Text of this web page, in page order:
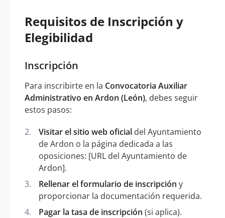
Requisitos de Inscripción y
Elegibilidad
Inscripción
Para inscribirte en la Convocatoria Auxiliar
Administrativo en Ardon (León), debes seguir
estos pasos:
Visitar el sitio web oficial del Ayuntamiento
de Ardon o la página dedicada a las
oposiciones: [URL del Ayuntamiento de
Ardon].
Rellenar el formulario de inscripción y
proporcionar la documentación requerida.
Pagar la tasa de inscripción (si aplica).